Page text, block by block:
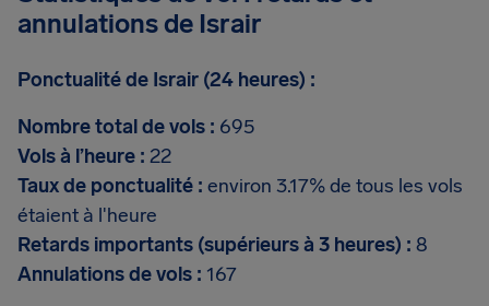
annulations de Israir
Ponctualité de Israir (24 heures) :
Nombre total de vols : 695
Vols à l’heure : 22
Taux de ponctualité : environ 3.17% de tous les vols
étaient à l'heure
Retards importants (supérieurs à 3 heures) : 8
Annulations de vols : 167